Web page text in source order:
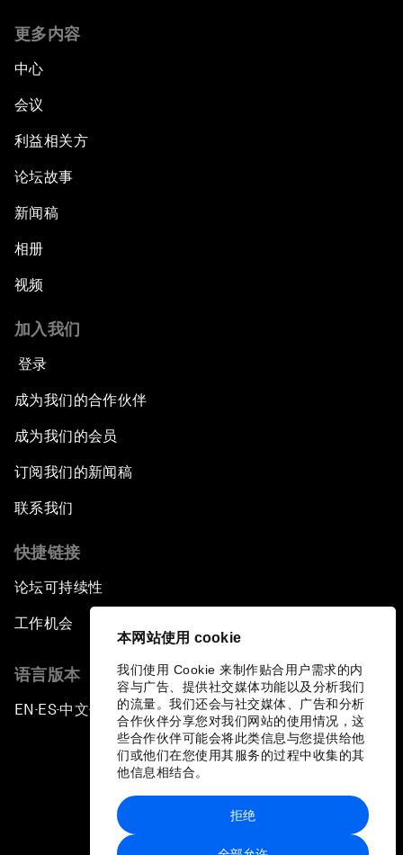
本网站使用 cookie
我们使用 Cookie 来制作贴合用户需求的内
容与广告、提供社交媒体功能以及分析我们
的流量。我们还会与社交媒体、广告和分析
合作伙伴分享您对我们网站的使用情况，这
些合作伙伴可能会将此类信息与您提供给他
们或他们在您使用其服务的过程中收集的其
他信息相结合。
拒绝
更多内容
中心
会议
利益相关方
论坛故事
新闻稿
相册
视频
加入我们
登录
成为我们的合作伙伴
成为我们的会员
订阅我们的新闻稿
联系我们
快捷链接
论坛可持续性
工作机会
语言版本
EN ▪ ES▪中文▪ 日本語